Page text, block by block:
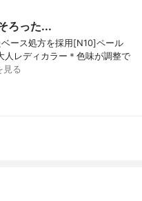
ろった...
ース処方を採用[N10]ペール
人レディカラー＊色味が調整で
見る